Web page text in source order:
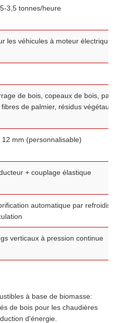
3,5 tonnes/heure
les véhicules à moteur électrique
de bois, copeaux de bois, paille,
fibres de palmier, résidus végétaux
12 mm (personnalisable)
+ couplage élastique
automatique par
verticaux à pression continue
à base de biomasse:
de bois pour les chaudières
d'énergie.